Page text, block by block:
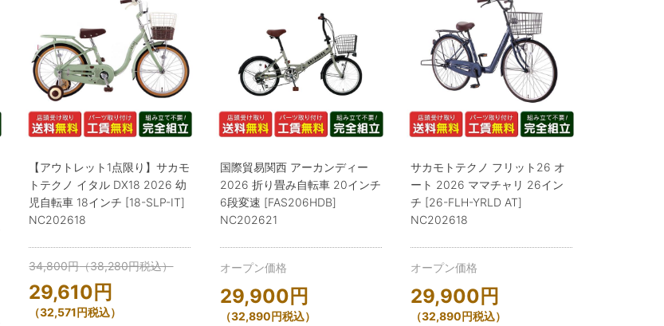
【アウトレット1点限り】サカモ
トテクノ イタル DX18 2026 幼
児自転車 18インチ [18-SLP-IT]
NC202618
34,800円（38,280円税込）
29,610 円
（32,571円税込）
国際貿易関西 アーカンディー
2026 折り畳み自転車 20インチ
6段変速 [FAS206HDB]
NC202621
オープン価格
29,900 円
（32,890円税込）
サカモトテクノ フリット26 オ
ート 2026 ママチャリ 26イン
チ [26-FLH-YRLD AT]
NC202618
オープン価格
29,900 円
（32,890円税込）